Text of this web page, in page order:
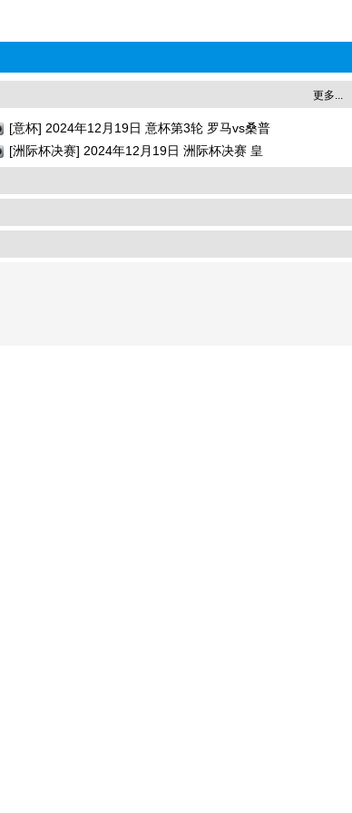
更多...
[意杯] 2024年12月19日 意杯第3轮 罗马vs桑普
多利亚 全场录像回放
[洲际杯决赛] 2024年12月19日 洲际杯决赛 皇